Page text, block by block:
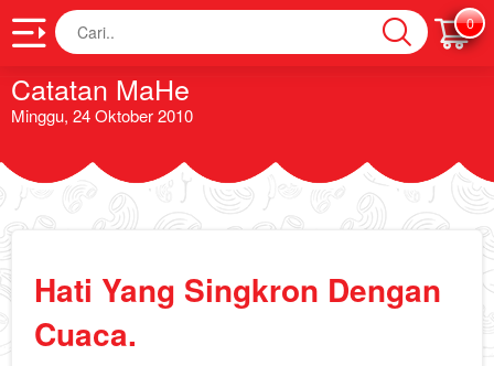
Cari 0
Catatan MaHe
Minggu, 24 Oktober 2010
Hati Yang Singkron Dengan
Cuaca.